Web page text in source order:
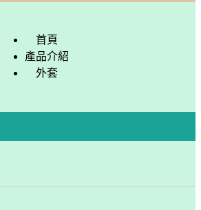
首頁
產品介紹
外套